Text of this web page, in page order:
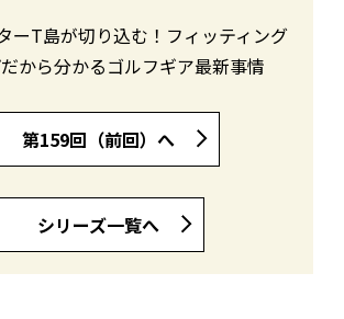
ーT島が切り込む！フィッティング
から分かるゴルフギア最新事情
第159回（前回）へ
シリーズ一覧へ